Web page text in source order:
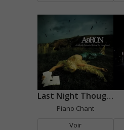
Last Night Thoughts
Piano Chant
Voir